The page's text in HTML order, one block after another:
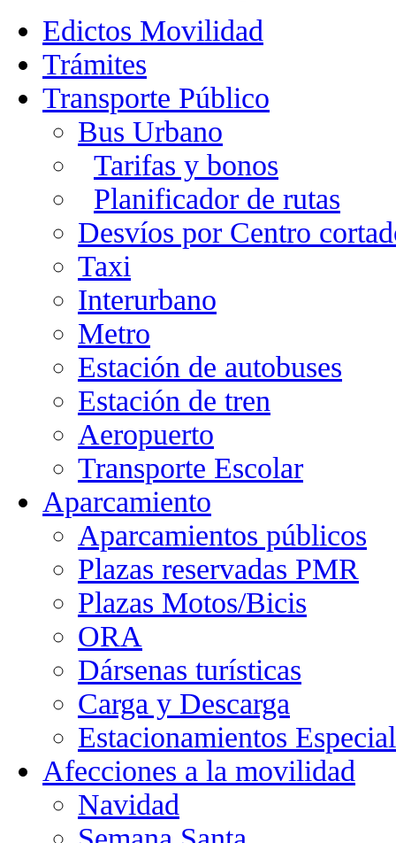
Edictos Movilidad
Trámites
Transporte Público
Bus Urbano
Tarifas y bonos
Planificador de rutas
Desvíos por Centro
Taxi
Interurbano
Metro
Estación de autobuses
Estación de tren
Aeropuerto
Transporte Escolar
Aparcamiento
Aparcamientos públicos
Plazas reservadas PMR
Plazas Motos/Bicis
ORA
Dársenas turísticas
Carga y Descarga
Estacionamientos
Afecciones a la movilidad
Navidad